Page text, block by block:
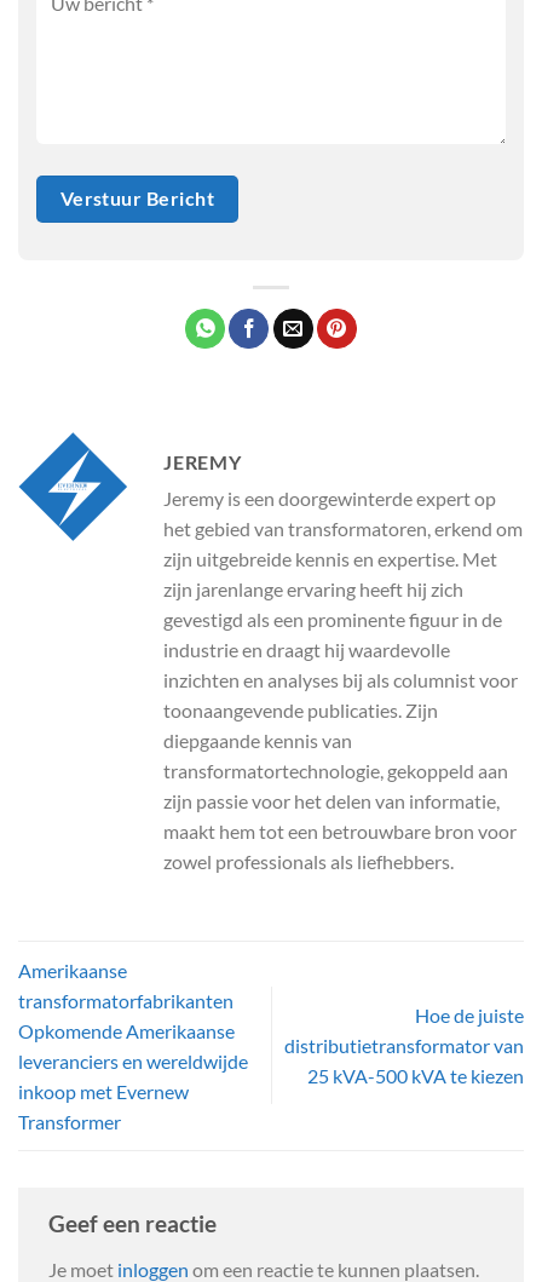
JEREMY
Jeremy is een doorgewinterde expert op
het gebied van transformatoren, erkend om
zijn uitgebreide kennis en expertise. Met
zijn jarenlange ervaring heeft hij zich
gevestigd als een prominente figuur in de
industrie en draagt hij waardevolle
inzichten en analyses bij als columnist voor
toonaangevende publicaties. Zijn
diepgaande kennis van
transformatortechnologie, gekoppeld aan
zijn passie voor het delen van informatie,
maakt hem tot een betrouwbare bron voor
zowel professionals als liefhebbers.
Amerikaanse
transformatorfabrikanten
Opkomende Amerikaanse
leveranciers en wereldwijde
inkoop met Evernew
Transformer
Hoe de juiste
distributietransformator van
25 kVA-500 kVA te kiezen
Geef een reactie
Je moet inloggen om een reactie te kunnen plaatsen.